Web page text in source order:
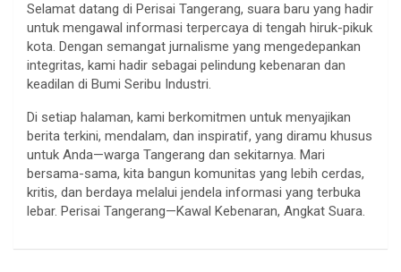
Selamat datang di Perisai Tangerang, suara baru yang hadir
untuk mengawal informasi terpercaya di tengah hiruk-pikuk
kota. Dengan semangat jurnalisme yang mengedepankan
integritas, kami hadir sebagai pelindung kebenaran dan
keadilan di Bumi Seribu Industri.
Di setiap halaman, kami berkomitmen untuk menyajikan
berita terkini, mendalam, dan inspiratif, yang diramu khusus
untuk Anda—warga Tangerang dan sekitarnya. Mari
bersama-sama, kita bangun komunitas yang lebih cerdas,
kritis, dan berdaya melalui jendela informasi yang terbuka
lebar. Perisai Tangerang—Kawal Kebenaran, Angkat Suara.